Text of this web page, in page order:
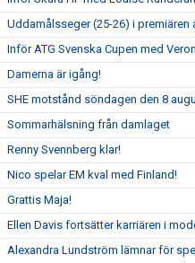
Uddamålsseger (25-26) i premiären
Inför ATG Svenska Cupen med
Damerna är igång!
SHE motstånd söndagen den 8
Sommarhälsning från damlaget
Renny Svennberg klar!
Nico spelar EM kval med Finland!
Grattis Maja!
Ellen Davis fortsätter karriären i
Alexandra Lundström lämnar för